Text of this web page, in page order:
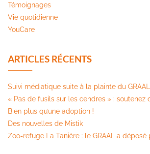
Témoignages
Vie quotidienne
YouCare
ARTICLES RÉCENTS
Suivi médiatique suite à la plainte du GRAAL
« Pas de fusils sur les cendres » : soutenez
Bien plus qu’une adoption !
Des nouvelles de Mistik
Zoo-refuge La Tanière : le GRAAL a